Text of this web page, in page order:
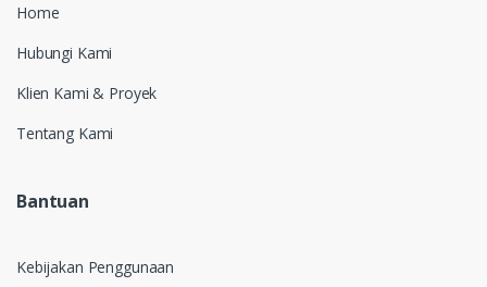
Home
Hubungi Kami
Klien Kami & Proyek
Tentang Kami
Bantuan
Kebijakan Penggunaan